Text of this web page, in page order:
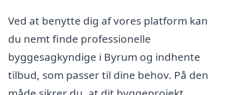
Ved at benytte dig af vores platform kan
du nemt finde professionelle
byggesagkyndige i Byrum og indhente
tilbud, som passer til dine behov. På den